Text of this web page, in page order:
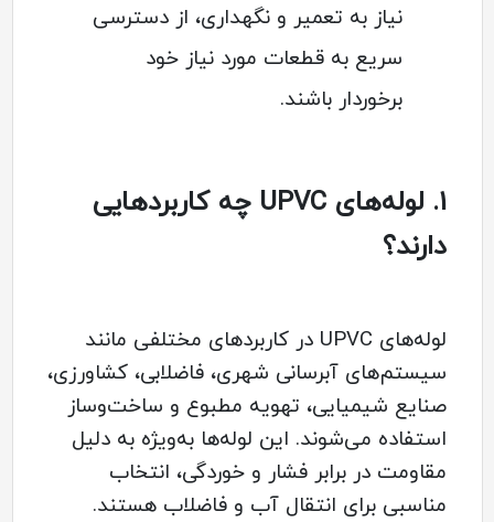
نیاز به تعمیر و نگهداری، از دسترسی
سریع به قطعات مورد نیاز خود
برخوردار باشند.
1.
لوله‌های UPVC چه کاربردهایی
دارند؟
لوله‌های UPVC در کاربردهای مختلفی مانند
سیستم‌های آبرسانی شهری، فاضلابی، کشاورزی،
صنایع شیمیایی، تهویه مطبوع و ساخت‌وساز
استفاده می‌شوند. این لوله‌ها به‌ویژه به دلیل
مقاومت در برابر فشار و خوردگی، انتخاب
مناسبی برای انتقال آب و فاضلاب هستند.